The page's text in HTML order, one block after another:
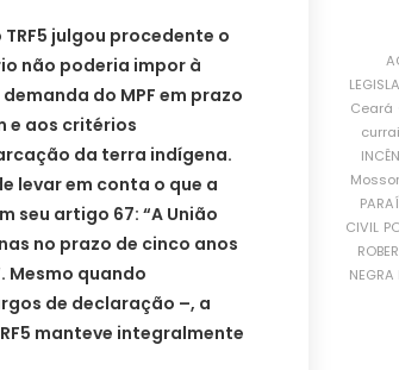
julgou procedente o
não poderia impor à
do MPF em prazo
e aos critérios
da terra indígena.
levar em conta o que a
seu artigo 67: “A União
no prazo de cinco anos
quando
de declaração –, a
manteve integralmente
Ceará
CIVIL
NEGRA